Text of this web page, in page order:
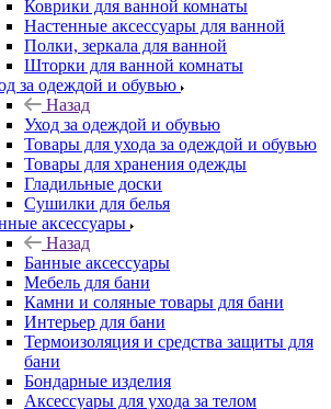
Коврики для ванной комнаты
Настенные аксессуары для ванной
Полки, зеркала для ванной
Шторки для ванной комнаты
за одеждой и обувью
Назад
Уход за одеждой и обувью
Товары для ухода за одеждой и обувью
Товары для хранения одежды
Гладильные доски
Сушилки для белья
аксессуары
Назад
Банные аксессуары
Мебель для бани
Камни и соляные товары для бани
Интерьер для бани
Термоизоляция и средства защиты для
бани
Бондарные изделия
Аксеcсуары для ухода за телом